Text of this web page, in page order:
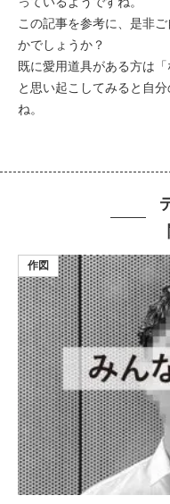
この記事を参考に、是非
かでしょうか？
既に愛用道具がある方は
と思い起こしてみると自
ね。
作図